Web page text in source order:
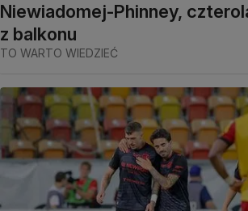
Niewiadomej-Phinney,
z balkonu
TO WARTO WIEDZIEĆ